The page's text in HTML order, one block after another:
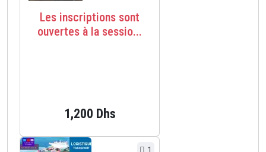
Les inscriptions sont
ouvertes à la sessio...
1,200 Dhs